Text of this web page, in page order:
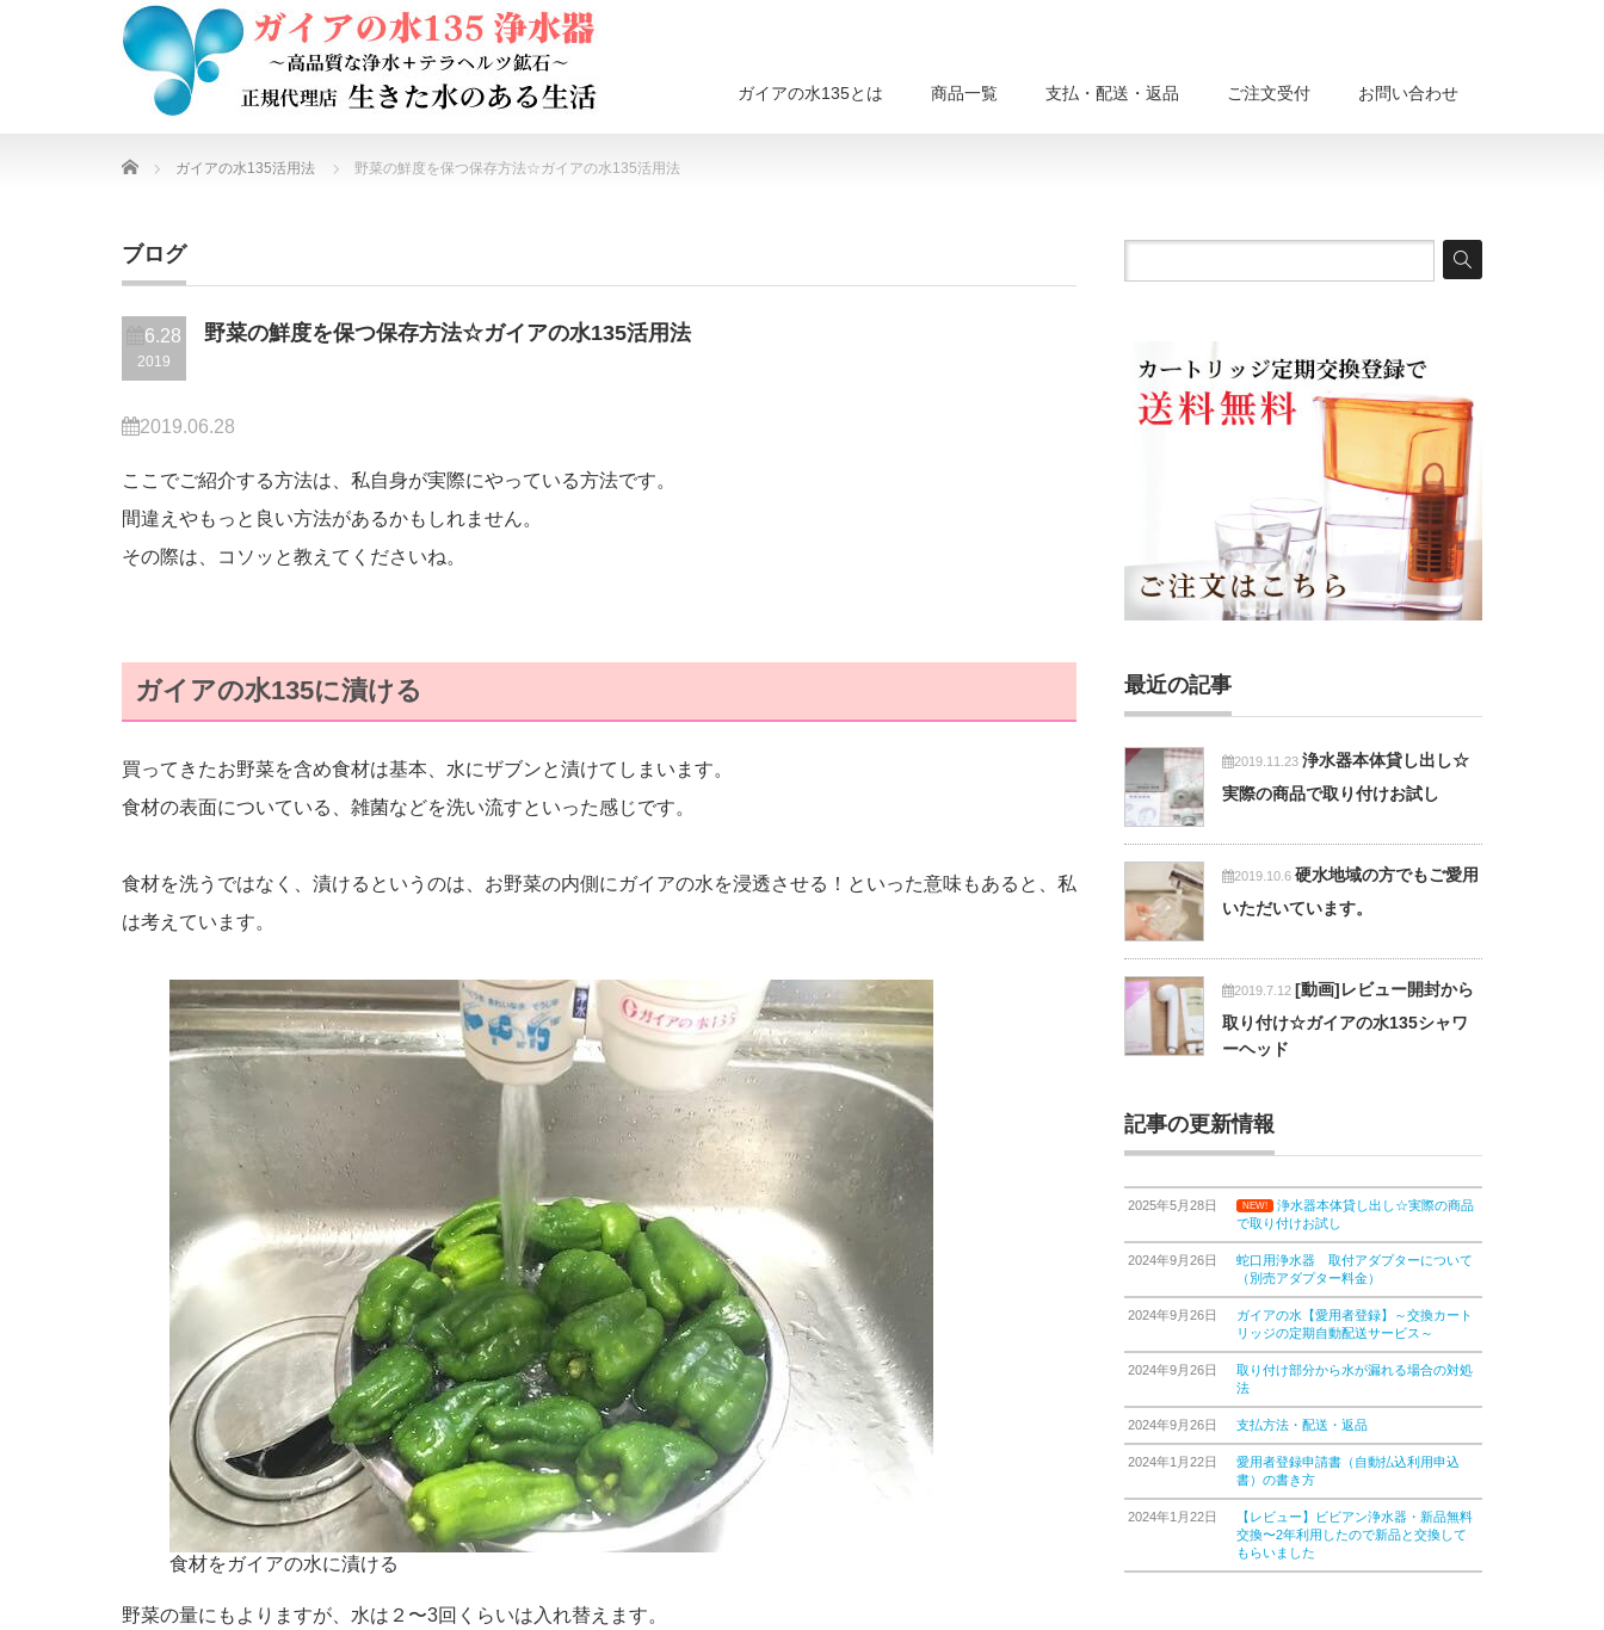
ガイアの水135とは 商品一覧 支払・配送・返品 ご注文受付 お問い合わせ
Home ガイアの水135活用法 野菜の鮮度を保つ保存方法☆ガイアの水135活用法
ブログ
6.28
2019
野菜の鮮度を保つ保存方法☆ガイアの水135活用法
2019.06.28
ここでご紹介する方法は、私自身が実際にやっている方法です。
間違えやもっと良い方法があるかもしれません。
その際は、コソッと教えてくださいね。
ガイアの水135に漬ける
買ってきたお野菜を含め食材は基本、水にザブンと漬けてしまいます。
食材の表面についている、雑菌などを洗い流すといった感じです。
食材を洗うではなく、漬けるというのは、お野菜の内側にガイアの水を浸透させる！といった意味もあると、私
は考えています。
食材をガイアの水に漬ける
野菜の量にもよりますが、水は２〜3回くらいは入れ替えます。
最近の記事
2019.11.23 浄水器本体貸し出し☆
実際の商品で取り付けお試し
2019.10.6 硬水地域の方でもご愛用
いただいています。
2019.7.12 [動画]レビュー開封から
取り付け☆ガイアの水135シャワ
ーヘッド
記事の更新情報
2025年5月28日 NEW!
浄水器本体貸し出し☆実際の商品
で取り付けお試し
2024年9月26日
蛇口用浄水器 取付アダプターについて
（別売アダプター料金）
2024年9月26日
ガイアの水【愛用者登録】～交換カート
リッジの定期自動配送サービス～
2024年9月26日
取り付け部分から水が漏れる場合の対処
法
2024年9月26日 支払方法・配送・返品
2024年1月22日
愛用者登録申請書（自動払込利用申込
書）の書き方
2024年1月22日
【レビュー】ビビアン浄水器・新品無料
交換〜2年利用したので新品と交換して
もらいました